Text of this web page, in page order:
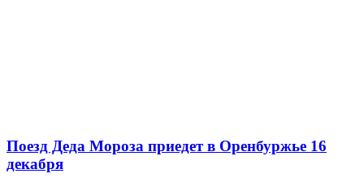
Поезд Деда Мороза приедет в Оренбуржье 16
декабря